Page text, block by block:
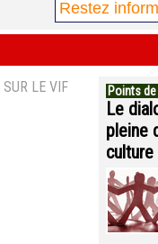
SUR LE VIF Points
Le
pleine